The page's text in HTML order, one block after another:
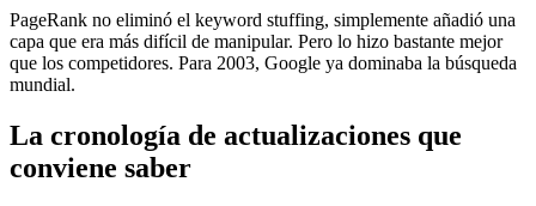
PageRank no eliminó el keyword stuffing, simplemente añadió una
capa que era más difícil de manipular. Pero lo hizo bastante mejor
que los competidores. Para 2003, Google ya dominaba la búsqueda
mundial.
La cronología de actualizaciones que
conviene saber